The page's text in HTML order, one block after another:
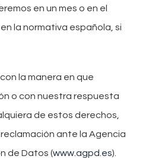
en un mes o en el
la normativa española, si
la manera en que
o con nuestra respuesta
de estos derechos,
ante la Agencia
de Datos (www.agpd.es).